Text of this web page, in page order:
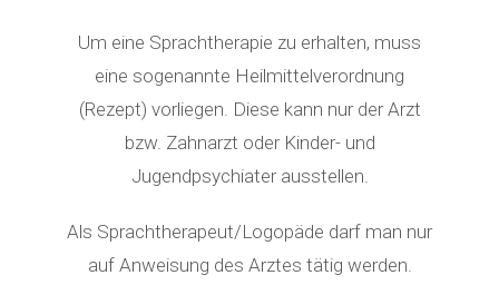
Um eine Sprachtherapie zu erhalten, muss
eine sogenannte Heilmittelverordnung
(Rezept) vorliegen. Diese kann nur der Arzt
bzw. Zahnarzt oder Kinder- und
Jugendpsychiater ausstellen.
Als Sprachtherapeut/Logopäde darf man nur
auf Anweisung des Arztes tätig werden.